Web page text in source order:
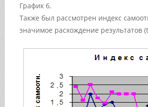
График 6.
Также был рассмотрен индекс
значимое расхождение результатов